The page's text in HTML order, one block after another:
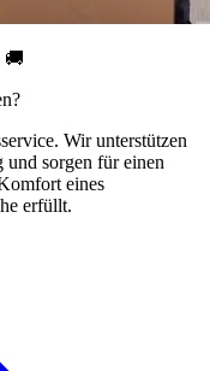
🚚
Wir unterstützen
sorgen für einen
eines
erfüllt.